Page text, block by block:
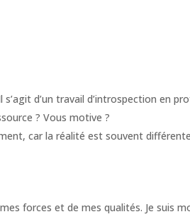
d’un travail d’introspection en
? Vous motive ?
car la réalité est souvent
forces et de mes qualités. Je suis